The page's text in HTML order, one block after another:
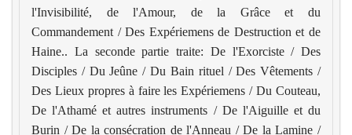
l'Invisibilité, de l'Amour, de la Grâce et du
Commandement / Des Expériemens de Destruction et de
Haine.. La seconde partie traite: De l'Exorciste / Des
Disciples / Du Jeûne / Du Bain rituel / Des Vêtements /
Des Lieux propres à faire les Expériemens / Du Couteau,
De l'Athamé et autres instruments / De l'Aiguille et du
Burin / De la consécration de l'Anneau / De la Lamine /